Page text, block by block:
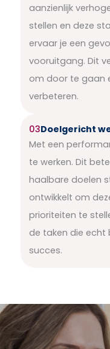
aanzienlijk
stellen en deze
ervaar je een
vooruitgang. Dit
om door te gaan
verbeteren.
03Doelgericht
Met een
te werken. Dit
haalbare doelen
ontwikkelt om
prioriteiten te
de taken die echt
succes.